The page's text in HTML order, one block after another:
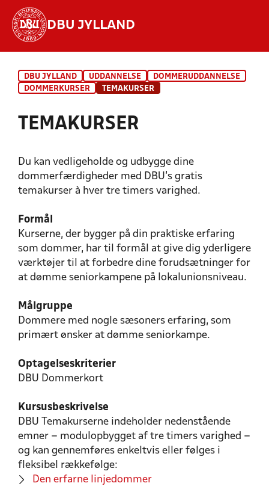
DBU JYLLAND
INDHOLD OG NYHEDER
HOLD
DBU JYLLAND UDDANNELSE
DOMMERUDDANNELSE
DOMMERKURSER
TEMAKURSER
TEMAKURSER
Du kan vedligeholde og udbygge dine
dommerfærdigheder med DBU's gratis
temakurser à hver tre timers varighed.
Formål
Kurserne, der bygger på din praktiske erfaring
som dommer, har til formål at give dig yderligere
værktøjer til at forbedre dine forudsætninger for
at dømme seniorkampene på lokalunionsniveau.
Målgruppe
Dommere med nogle sæsoners erfaring, som
primært ønsker at dømme seniorkampe.
Optagelseskriterier
DBU Dommerkort
Kursusbeskrivelse
DBU Temakurserne indeholder nedenstående
emner – modulopbygget af tre timers varighed –
og kan gennemføres enkeltvis eller følges i
fleksibel rækkefølge:
Den erfarne linjedommer